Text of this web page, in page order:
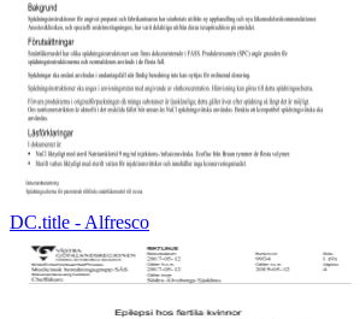
DC.title - Alfresco